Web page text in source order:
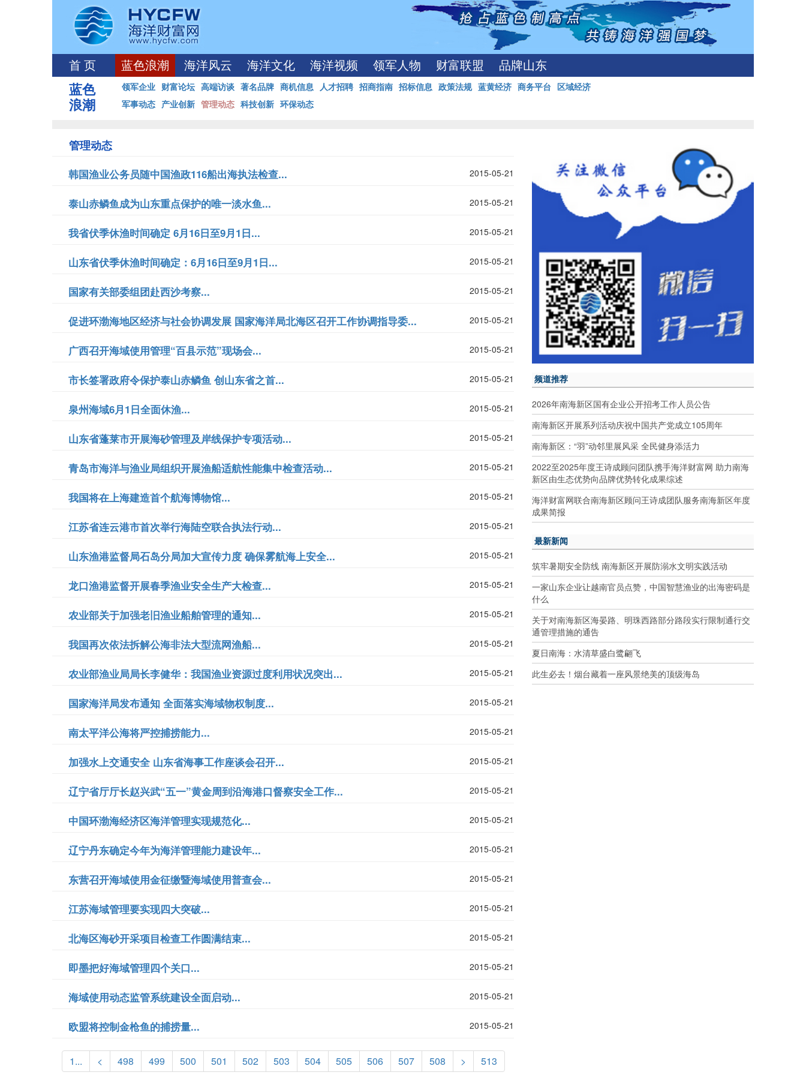
首 页 蓝色浪潮 海洋风云 海洋文化 海洋视频 领军人物 财富联盟 品牌山东
蓝色
浪潮
领军企业 财富论坛 高端访谈 著名品牌 商机信息 人才招聘 招商指南 招标信息 政策法规 蓝黄经济 商务平台 区域经济
军事动态 产业创新 管理动态 科技创新 环保动态
管理动态
韩国渔业公务员随中国渔政116船出海执法检查... 2015-05-21
泰山赤鳞鱼成为山东重点保护的唯一淡水鱼... 2015-05-21
我省伏季休渔时间确定 6月16日至9月1日... 2015-05-21
山东省伏季休渔时间确定：6月16日至9月1日... 2015-05-21
国家有关部委组团赴西沙考察... 2015-05-21
促进环渤海地区经济与社会协调发展 国家海洋局北海区召开工作协调指导委... 2015-05-21
广西召开海域使用管理“百县示范”现场会... 2015-05-21
市长签署政府令保护泰山赤鳞鱼 创山东省之首... 2015-05-21
泉州海域6月1日全面休渔... 2015-05-21
山东省蓬莱市开展海砂管理及岸线保护专项活动... 2015-05-21
青岛市海洋与渔业局组织开展渔船适航性能集中检查活动... 2015-05-21
我国将在上海建造首个航海博物馆... 2015-05-21
江苏省连云港市首次举行海陆空联合执法行动... 2015-05-21
山东渔港监督局石岛分局加大宣传力度 确保雾航海上安全... 2015-05-21
龙口渔港监督开展春季渔业安全生产大检查... 2015-05-21
农业部关于加强老旧渔业船舶管理的通知... 2015-05-21
我国再次依法拆解公海非法大型流网渔船... 2015-05-21
农业部渔业局局长李健华：我国渔业资源过度利用状况突出... 2015-05-21
国家海洋局发布通知 全面落实海域物权制度... 2015-05-21
南太平洋公海将严控捕捞能力... 2015-05-21
加强水上交通安全 山东省海事工作座谈会召开... 2015-05-21
辽宁省厅厅长赵兴武“五一”黄金周到沿海港口督察安全工作... 2015-05-21
中国环渤海经济区海洋管理实现规范化... 2015-05-21
辽宁丹东确定今年为海洋管理能力建设年... 2015-05-21
东营召开海域使用金征缴暨海域使用普查会... 2015-05-21
江苏海域管理要实现四大突破... 2015-05-21
北海区海砂开采项目检查工作圆满结束... 2015-05-21
即墨把好海域管理四个关口... 2015-05-21
海域使用动态监管系统建设全面启动... 2015-05-21
欧盟将控制金枪鱼的捕捞量... 2015-05-21
1... < 498 499 500 501 502 503 504 505 506 507 508 > 513
频道推荐
2026年南海新区国有企业公开招考工作人员公告
南海新区开展系列活动庆祝中国共产党成立105周年
南海新区：“羽”动邻里展风采 全民健身添活力
2022至2025年度王诗成顾问团队携手海洋财富网 助力南海
新区由生态优势向品牌优势转化成果综述
海洋财富网联合南海新区顾问王诗成团队服务南海新区年度
成果简报
最新新闻
筑牢暑期安全防线 南海新区开展防溺水文明实践活动
一家山东企业让越南官员点赞，中国智慧渔业的出海密码是
什么
关于对南海新区海晏路、明珠西路部分路段实行限制通行交
通管理措施的通告
夏日南海：水清草盛白鹭翩飞
此生必去！烟台藏着一座风景绝美的顶级海岛